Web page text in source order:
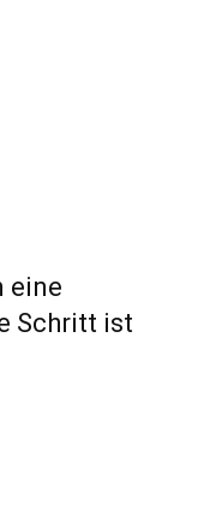
eine
Schritt ist